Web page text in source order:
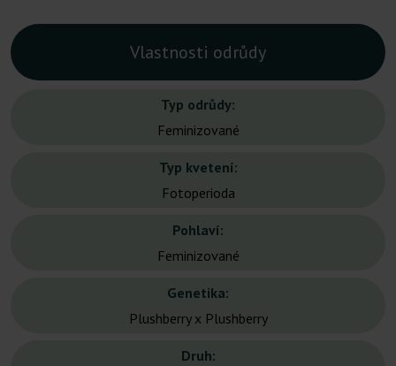
Vlastnosti odrůdy
Typ odrůdy:
Feminizované
Typ kvetení:
Fotoperioda
Pohlaví:
Feminizované
Genetika:
Plushberry x Plushberry
Druh: